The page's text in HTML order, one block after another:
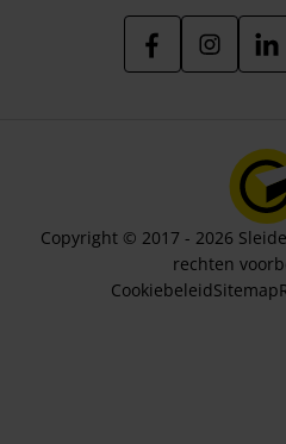
Copyright © 2017 - 2026
rechten
CookiebeleidSitemap